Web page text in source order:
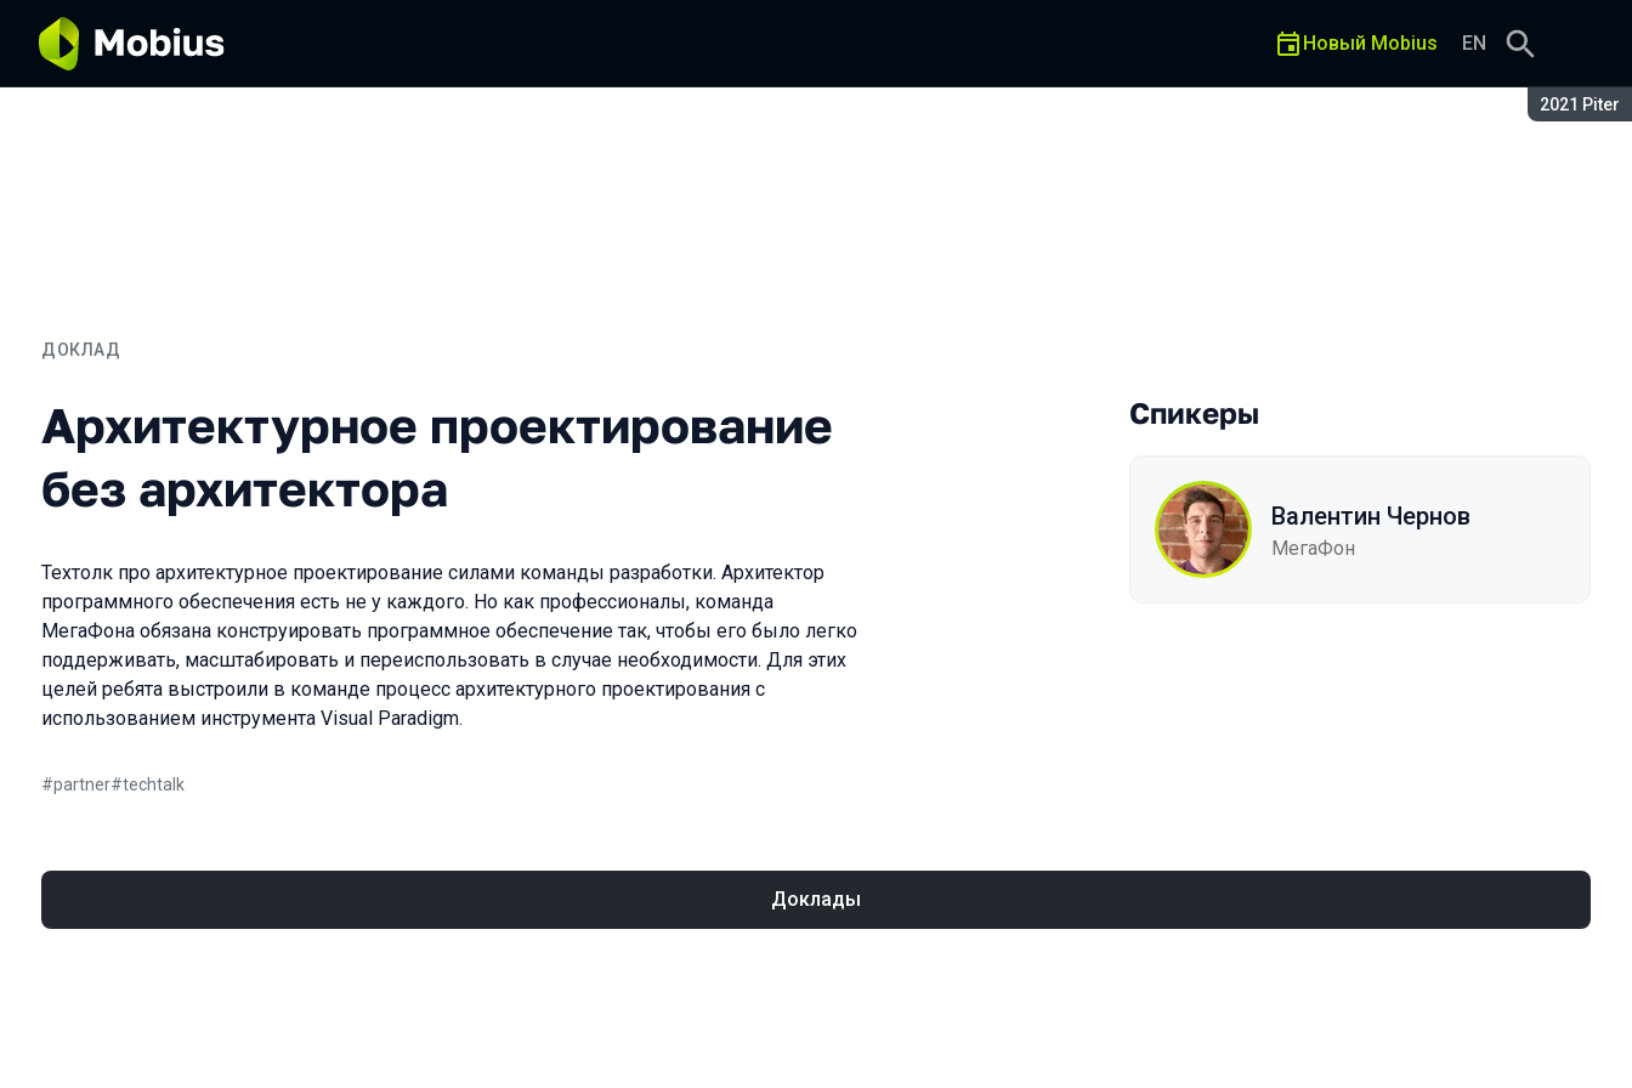
Сезон:
2021 Piter
Новый Mobius EN
ДОКЛАД
Архитектурное проектирование без архитектора
Архитектурное проектирование
без архитектора
Техтолк про архитектурное проектирование силами команды разработки. Архитектор
программного обеспечения есть не у каждого. Но как профессионалы, команда
МегаФона обязана конструировать программное обеспечение так, чтобы его было легко
поддерживать, масштабировать и переиспользовать в случае необходимости. Для этих
целей ребята выстроили в команде процесс архитектурного проектирования с
использованием инструмента Visual Paradigm.
#partner#techtalk
Спикеры
Валентин Чернов
МегаФон
Доклады